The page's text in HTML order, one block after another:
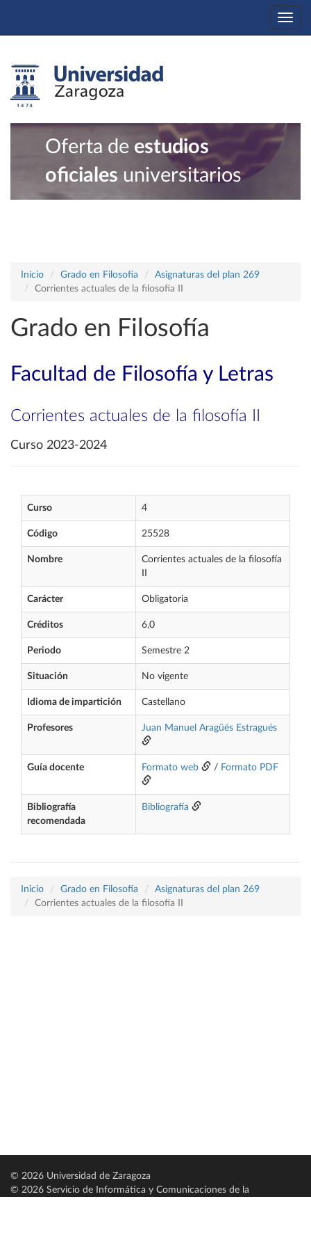
Oferta de estudios
oficiales universitarios
Inicio Grado en Filosofía
Asignaturas del plan 269
Corrientes actuales de la filosofía II
Grado en Filosofía
Facultad de Filosofía y Letras
Corrientes actuales de la filosofía II
Curso 2023-2024
Curso 4
Código 25528
Nombre
Corrientes actuales de la filosofía
Carácter Obligatoria
Créditos 6,0
Periodo Semestre 2
Situación No vigente
Idioma de impartición Castellano
Profesores Juan Manuel Aragüés Estragués
Guía docente Formato web / Formato PDF
Bibliografía
recomendada
Bibliografía
Inicio Grado en Filosofía
Asignaturas del plan 269
Corrientes actuales de la filosofía II
© 2026 Universidad de Zaragoza
© 2026 Servicio de Informática y Comunicaciones de la